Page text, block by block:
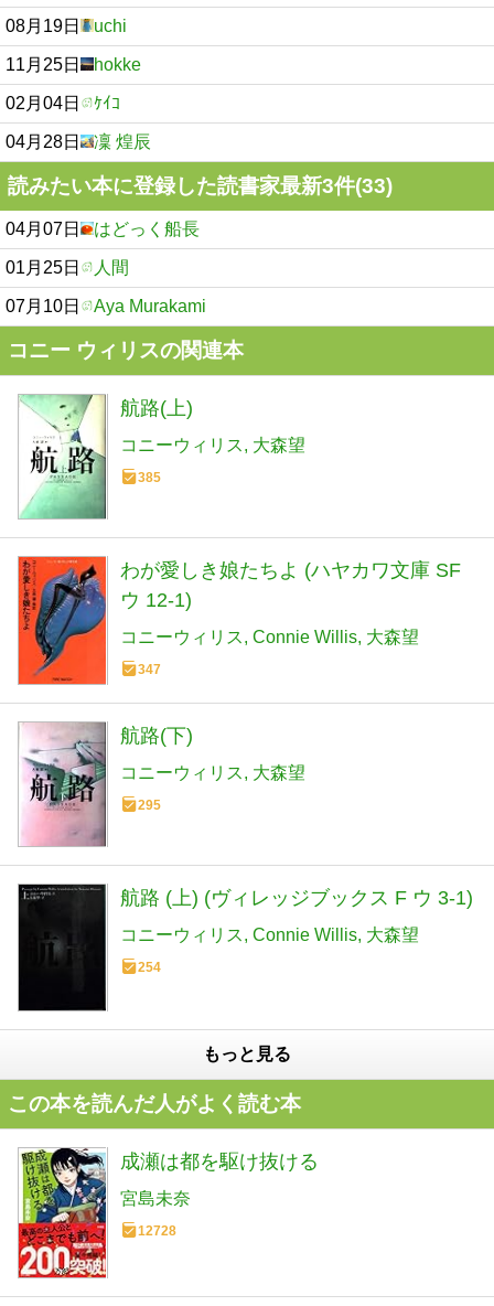
08月19日 uchi
11月25日 hokke
02月04日 ｹｲｺ
04月28日 凜 煌辰
読みたい本に登録した読書家最新3件(33)
04月07日 はどっく船長
01月25日 人間
07月10日 Aya Murakami
コニー ウィリスの関連本
航路(上)
コニーウィリス 大森望
385
わが愛しき娘たちよ (ハヤカワ文庫 SF
ウ 12-1)
コニーウィリス Connie Willis 大森望
347
航路(下)
コニーウィリス 大森望
295
航路 (上) (ヴィレッジブックス F ウ 3-1)
コニーウィリス Connie Willis 大森望
254
もっと見る
この本を読んだ人がよく読む本
成瀬は都を駆け抜ける
宮島未奈
12728